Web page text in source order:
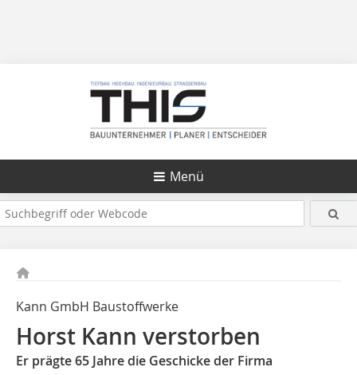
Menü
Kann GmbH Baustoffwerke
Horst Kann verstorben
Er prägte 65 Jahre die Geschicke der Firma